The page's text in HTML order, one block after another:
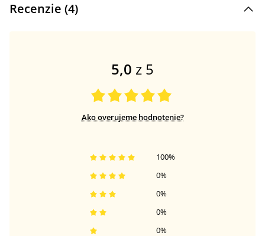
Recenzie (4)
5,0 z 5
Ako overujeme hodnotenie?
0%
0%
0%
0%
100%